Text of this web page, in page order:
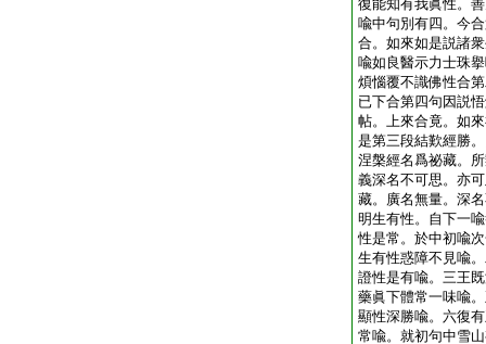
復能知有我眞性。
喩中句別有四。今
合。如來如是説諸
喩如良醫示力士珠
煩惱覆不識佛性合
已下合第四句因説
帖。上來合竟。如
是第三段結歎經勝
涅槃經名爲祕藏。
義深名不可思。亦
藏。廣名無量。深
明生有性。自下一
性是常。於中初喩
生有性惑障不見喩
證性是有喩。三王
藥眞下體常一味喩
顯性深勝喩。六復
常喩。就初句中雪